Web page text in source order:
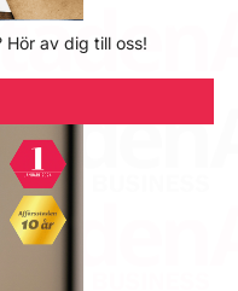
av dig till oss!